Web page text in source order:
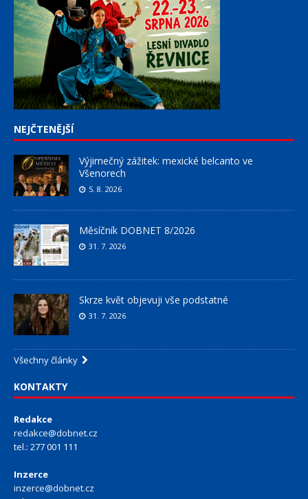
NEJČTENĚJŠÍ
Výjimečný zážitek: mexické belcanto ve
Všenorech
5. 8. 2026
Měsíčník DOBNET 8/2026
31. 7. 2026
Skrze květ objevuji vše podstatné
31. 7. 2026
Všechny články
KONTAKTY
Redakce
redakce@dobnet.cz
tel.: 277 001 111
Inzerce
inzerce@dobnet.cz